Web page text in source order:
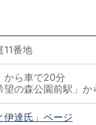
番地
ら車で20分
の森公園前駅」か
伊達氏」ページ